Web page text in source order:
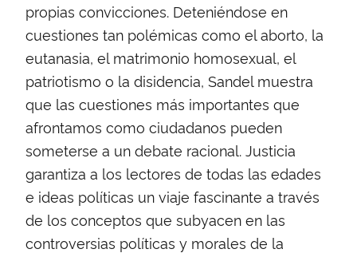
propias convicciones. Deteniéndose en
cuestiones tan polémicas como el aborto, la
eutanasia, el matrimonio homosexual, el
patriotismo o la disidencia, Sandel muestra
que las cuestiones más importantes que
afrontamos como ciudadanos pueden
someterse a un debate racional. Justicia
garantiza a los lectores de todas las edades
e ideas políticas un viaje fascinante a través
de los conceptos que subyacen en las
controversias políticas y morales de la